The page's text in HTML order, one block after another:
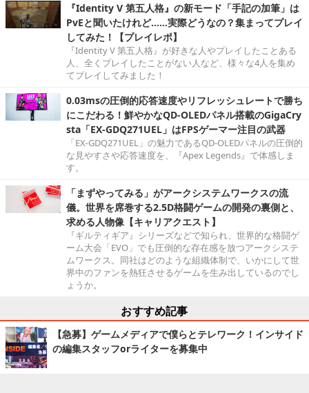
『Identity V 第五人格』の新モード「手記の加筆」は
PvEと聞いたけれど……実際どうなの？集まってプレイ
してみた！【プレイレポ】
『Identity V 第五人格』が好きな人やプレイしたことある
人、全くプレイしたことがない人など、様々な4人を集め
てプレイしてみました！
0.03msの圧倒的応答速度やリフレッシュレートで勝ち
にこだわる！鮮やかなQD-OLEDパネル搭載のGigaCry
sta「EX-GDQ271UEL」はFPSゲーマー注目の武器
「EX-GDQ271UEL」の魅力であるQD-OLEDパネルの圧倒的
な見やすさや応答速度を、『Apex Legends』で体感しま
す。
「まずやってみる」がアークシステムワークスの流
儀。世界を席巻する2.5D格闘ゲームの開発の裏側と、
求める人物像【キャリアクエスト】
『ギルティギア』シリーズなどで知られ、世界的な格闘ゲ
ーム大会「EVO」でも圧倒的な存在感を放つアークシステ
ムワークス。同社はどのような組織体制で、いかにして世
界中のファンを熱狂させるゲームを生み出しているのでし
ょうか。
おすすめ記事
【急募】ゲームメディアで僕らとテレワーク！インサイド
の編集スタッフorライターを募集中